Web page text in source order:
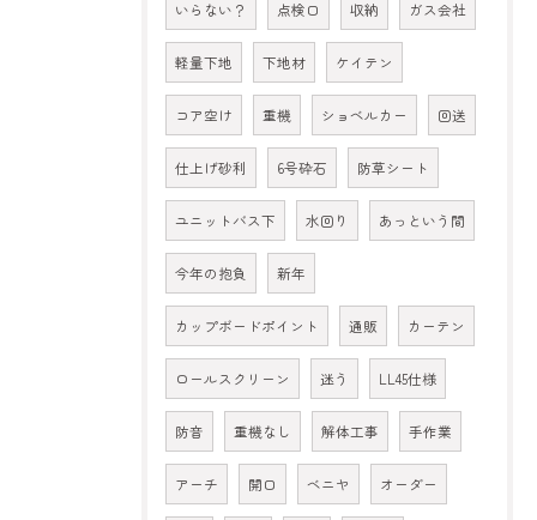
いらない？ 点検口 収納 ガス会社
軽量下地 下地材 ケイテン
コア空け 重機 ショベルカー 回送
仕上げ砂利 6号砕石 防草シート
ユニットバス下 水回り あっという間
今年の抱負 新年
カップボードポイント 通販 カーテン
ロールスクリーン 迷う LL45仕様
防音 重機なし 解体工事 手作業
アーチ 開口 ベニヤ オーダー